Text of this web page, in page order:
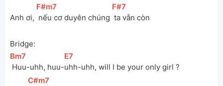
Anh ơi,
[F#m7
nếu cơ duyên chúng
[F#7
ta vẫn còn
Bridge:
[Bm7
Huu-uhh, huu-
[E7
uhh-uhh, will I be your only girl ?
[
C#m7